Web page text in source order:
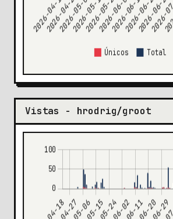
Vistas - hrodrig/groot